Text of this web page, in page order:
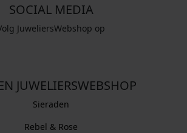
SOCIAL MEDIA
JuweliersWebshop op
JUWELIERSWEBSHOP
Sieraden
Rebel & Rose